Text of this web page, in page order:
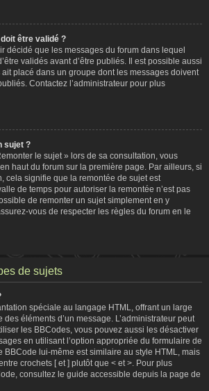
être validé ?
décidé que les messages du forum dans lequel
validés avant d’être publiés. Il est possible aussi
ait placé dans un groupe dont les messages doivent
Contactez l’administrateur pour plus
sujet ?
le sujet » lors de sa consultation, vous
haut du forum sur la première page. Par ailleurs, si
cela signifie que la remontée de sujet est
de temps pour autoriser la remontée n’est pas
de remonter un sujet simplement en y
vous de respecter les règles du forum en le
de sujets
spéciale au langage HTML, offrant un large
éléments d’un message. L’administrateur peut
les BBCodes, vous pouvez aussi les désactiver
en utilisant l’option appropriée du formulaire de
BBCode lui-même est similaire au style HTML, mais
crochets [ et ] plutôt que < et >. Pour plus
consultez le guide accessible depuis la page de